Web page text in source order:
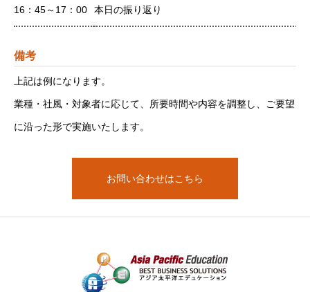
16：45～17：00 本日の振り返り
備考
上記は例になります。
業種・社風・対象者に応じて、所要時間や内容を調整し、ご要望
に沿った形で実施いたします。
お問い合わせはこちら